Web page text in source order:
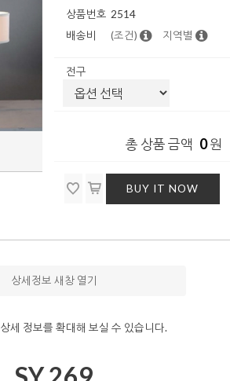
상품번호 2514
배송비
(조건) 지역별
전구
총 상품 금액 0원
BUY IT NOW
상세정보 새창 열기
상세 정보를 확대해 보실 수 있습니다.